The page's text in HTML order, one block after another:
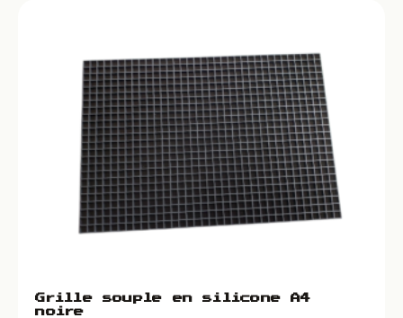
Grille souple en silicone A4
noire